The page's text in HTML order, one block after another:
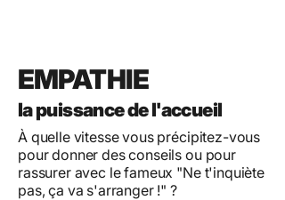
EMPATHIE
la puissance de l'accueil
À quelle vitesse vous précipitez-vous
pour donner des conseils ou pour
rassurer avec le fameux "Ne t'inquiète
pas, ça va s'arranger !" ?